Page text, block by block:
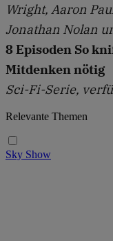
Wright, Aaron
Jonathan Nolan
8 Episoden So
Mitdenken nötig
Sci-Fi-Serie,
Relevante Themen
Sky Show